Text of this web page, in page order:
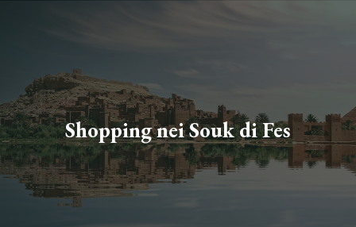
Shopping nei Souk di Fes